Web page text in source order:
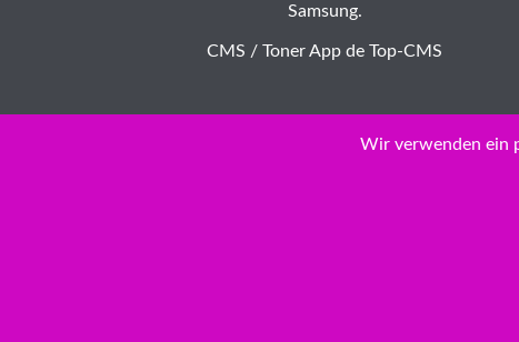
Samsung.
CMS / Toner App de Top-CMS
©
(
Wir verwenden ein